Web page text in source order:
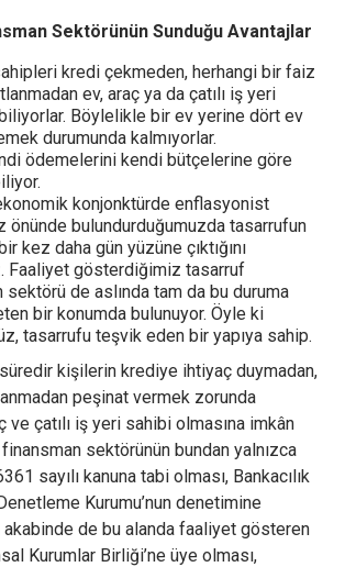
Sektörünün Sunduğu Avantajlar
kredi çekmeden, herhangi bir faiz
ev, araç ya da çatılı iş yeri
Böylelikle bir ev yerine dört ev
durumunda kalmıyorlar.
ödemelerini kendi bütçelerine göre
konjonktürde enflasyonist
önünde bulundurduğumuzda tasarrufun
kez daha gün yüzüne çıktığını
Faaliyet gösterdiğimiz tasarruf
sektörü de aslında tam da bu duruma
bir konumda bulunuyor. Öyle ki
tasarrufu teşvik eden bir yapıya sahip.
süredir kişilerin krediye ihtiyaç duymadan,
peşinat vermek zorunda
ve çatılı iş yeri sahibi olmasına imkân
sektörünün bundan yalnızca
sayılı kanuna tabi olması, Bankacılık
Kurumu’nun denetimine
de bu alanda faaliyet gösteren
Kurumlar Birliği’ne üye olması,